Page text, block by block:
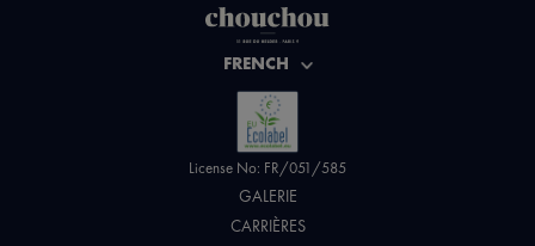
FRENCH
License No: FR/051/585
GALERIE
CARRIÈRES